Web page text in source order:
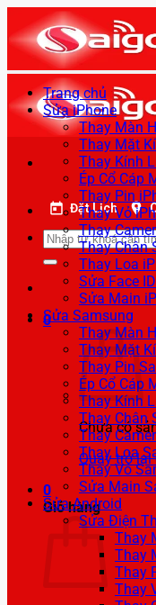
qua
nội
dung
Đặt Lịch
Tìm
kiếm:
0
Chưa có
Quay trở lại
0
Giỏ hàng
Trang chủ
Sửa iPhone
Thay Màn
Thay Mặt
Thay Kính
Ép Cổ Cáp
Thay Pin
Thay Vỏ
Thay
Thay Chân
Thay Loa
Sửa Face
Sửa Main
Sửa Samsung
Thay Màn
Thay Mặt
Thay Pin
Ép Cổ Cáp
Thay Kính
Thay Chân
Thay
Thay Loa
Thay Vỏ
Sửa Main
Sửa Android
Sửa Điện
Thay
Thay
Thay
Thay